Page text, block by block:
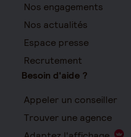
Nos engagements
Nos actualités
Espace presse
Recrutement
Besoin d'aide ?
Appeler un conseiller
Trouver une agence